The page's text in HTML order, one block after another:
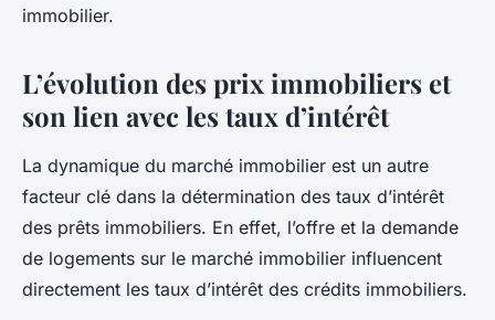
immobilier.
L’évolution des prix immobiliers et
son lien avec les taux d’intérêt
La dynamique du marché immobilier est un autre
facteur clé dans la détermination des taux d’intérêt
des prêts immobiliers. En effet, l’offre et la demande
de logements sur le marché immobilier influencent
directement les taux d’intérêt des crédits immobiliers.